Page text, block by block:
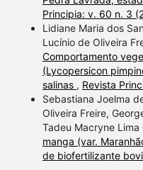
Principia: v. 60 n. 3
Lidiane Maria dos
Lucínio de Oliveira
Comportamento
(Lycopersicon
salinas , Revista
Sebastiana Joelma
Oliveira Freire,
Tadeu Macryne Lima
manga (var.
de biofertilizante